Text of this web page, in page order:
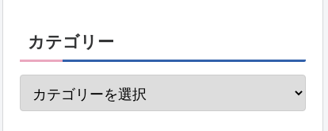
カテゴリー